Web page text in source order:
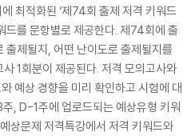
최적화된 ‘제74회 출제 저격 키워드
드를 문항별로 제공한다. 제74회에 출
출제될지, 어떤 난이도로 출제될지를
1회분이 제공된다. 저격 모의고사와
예상 경향을 미리 확인하고 시험에 대
, D-1주에 업로드되는 예상유형 키워
상문제 저격특강에서 저격 키워드와